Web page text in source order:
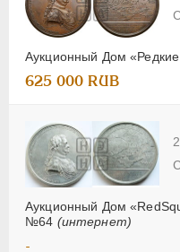
Аукционный Дом
625 000 RUB
Аукционный Дом
№64 (интернет)
-